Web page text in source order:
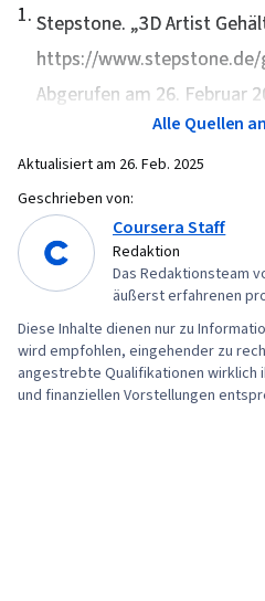
Techniken,
Modellierung,
prinzipien,
visuelle
importieren/
Modell-
1. Stepstone. „3D Artist
https://
Abgerufen am 26. Februar
Alle Quellen
Aktualisiert am 26. Feb. 2025
Geschrieben von:
Coursera Staff
Redaktion
Das Redaktionsteam
äußerst erfahrenen
Diese Inhalte dienen nur zu
wird empfohlen, eingehender zu
angestrebte Qualifikationen wirklich
und finanziellen Vorstellungen